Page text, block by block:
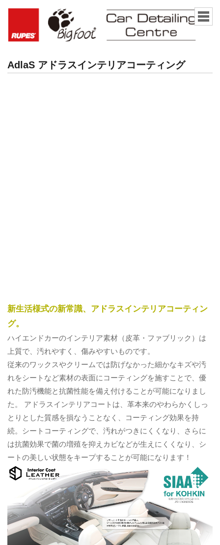
AdlaS アドラスインテリアコーティング
新生活様式の新常識、アドラスインテリアコーティン
グ。
ハイエンドカーのインテリア素材（皮革・ファブリック）は
上質で、汚れやすく、傷みやすいものです。
従来のワックスやクリームでは防げなかった細かなキズや汚
れをシートなど素材の表面にコーティングを施すことで、優
れた防汚機能と抗菌性能を備え付けることが可能になりまし
た。 アドラスインテリアコートは、革本来のやわらかくしっ
とりとした質感を損なうことなく、コーティング効果を持
続。シートコーティングで、汚れがつきにくくなり、さらに
は抗菌効果で菌の増殖を抑えカビなどが生えにくくなり、シ
ートの美しい状態をキープすることが可能になります！